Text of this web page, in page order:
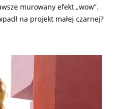
murowany efekt „wow”.
na projekt małej czarnej?